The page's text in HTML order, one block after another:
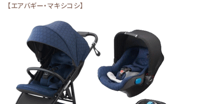
【エアバギー・マキシコシ】